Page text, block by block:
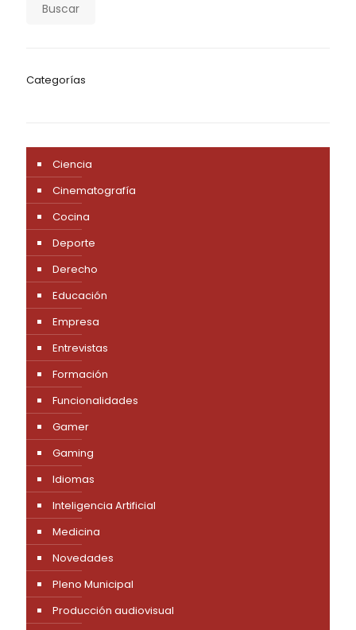
Buscar
Categorías
Ciencia
Cinematografía
Cocina
Deporte
Derecho
Educación
Empresa
Entrevistas
Formación
Funcionalidades
Gamer
Gaming
Idiomas
Inteligencia Artificial
Medicina
Novedades
Pleno Municipal
Producción audiovisual